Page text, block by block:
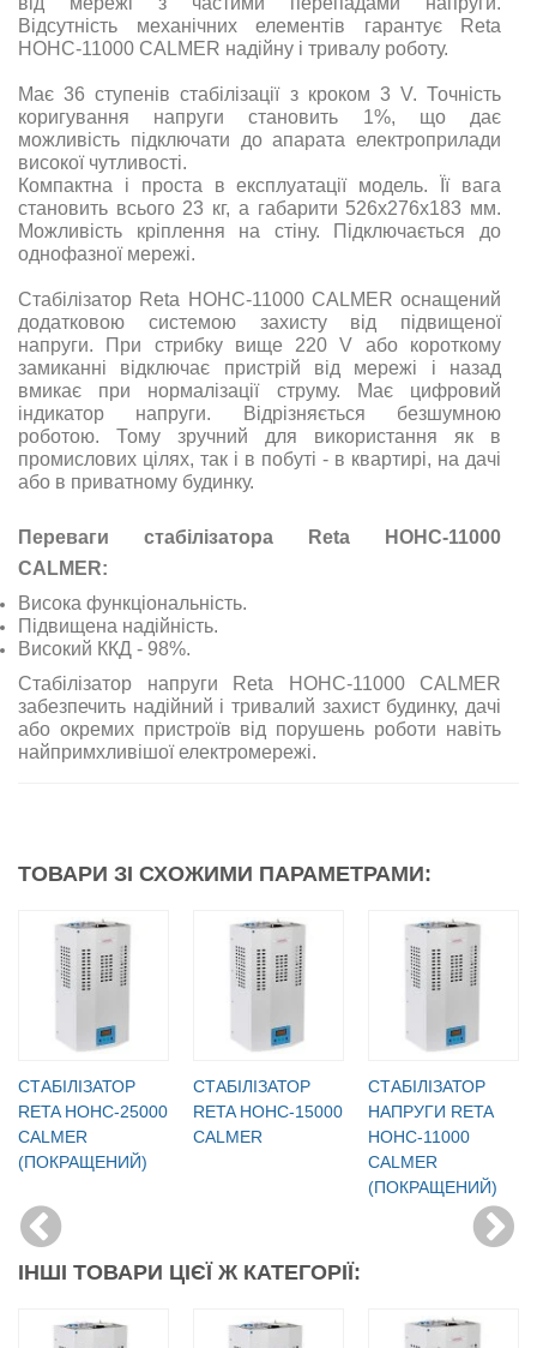
Відсутність механічних елементів гарантує Reta
НОНС-11000 CALMER надійну і тривалу роботу.
Має 36 ступенів стабілізації з кроком 3 V. Точність
коригування напруги становить 1%, що дає
можливість підключати до апарата електроприлади
високої чутливості.
Компактна і проста в експлуатації модель. Її вага
становить всього 23 кг, а габарити 526х276х183 мм.
Можливість кріплення на стіну. Підключається до
однофазної мережі.
Стабілізатор Reta НОНС-11000 CALMER оснащений
додатковою системою захисту від підвищеної
напруги. При стрибку вище 220 V або короткому
замиканні відключає пристрій від мережі і назад
вмикає при нормалізації струму. Має цифровий
індикатор напруги. Відрізняється безшумною
роботою. Тому зручний для використання як в
промислових цілях, так і в побуті - в квартирі, на дачі
або в приватному будинку.
Переваги стабілізатора Reta НОНС-11000
CALMER:
Висока функціональність.
Підвищена надійність.
Високий ККД - 98%.
Стабілізатор напруги Reta НОНС-11000 CALMER
забезпечить надійний і тривалий захист будинку, дачі
або окремих пристроїв від порушень роботи навіть
найпримхливішої електромережі.
ТОВАРИ ЗІ СХОЖИМИ ПАРАМЕТРАМИ:
СТАБІЛІЗАТОР
RETA НОНС-25000
CALMER
(ПОКРАЩЕНИЙ)
СТАБІЛІЗАТОР
RETA НОНС-15000
CALMER
CТАБІЛІЗАТОР
НАПРУГИ RETA
НОНС-11000
CALMER
(ПОКРАЩЕНИЙ)
ІНШІ ТОВАРИ ЦІЄЇ Ж КАТЕГОРІЇ: